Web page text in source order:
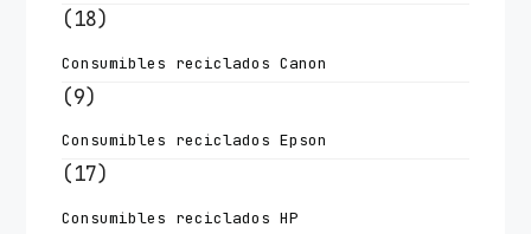
(18)
Consumibles reciclados Canon
(9)
Consumibles reciclados Epson
(17)
Consumibles reciclados HP